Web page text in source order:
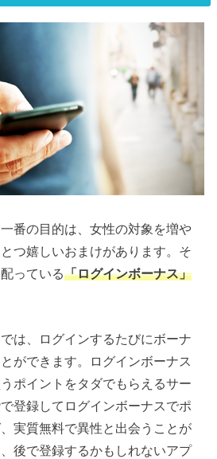
番の目的は、女性の対象を増や
つ嬉しいおまけがあります。そ
っている「ログインボーナス」
は、ログインするたびにボーナ
ができます。ログインボーナス
ポイントをタダでもらえるサー
登録してログインボーナスでポ
実質無料で異性と出会うことが
後で登録するかもしれないアプ